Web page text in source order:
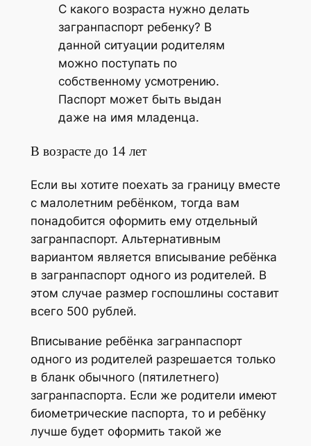
С какого возраста нужно делать
загранпаспорт ребенку? В
данной ситуации родителям
можно поступать по
собственному усмотрению.
Паспорт может быть выдан
даже на имя младенца.
В возрасте до 14 лет
Если вы хотите поехать за границу вместе
с малолетним ребёнком, тогда вам
понадобится оформить ему отдельный
загранпаспорт. Альтернативным
вариантом является вписывание ребёнка
в загранпаспорт одного из родителей. В
этом случае размер госпошлины составит
всего 500 рублей.
Вписывание ребёнка загранпаспорт
одного из родителей разрешается только
в бланк обычного (пятилетнего)
загранпаспорта. Если же родители имеют
биометрические паспорта, то и ребёнку
лучше будет оформить такой же